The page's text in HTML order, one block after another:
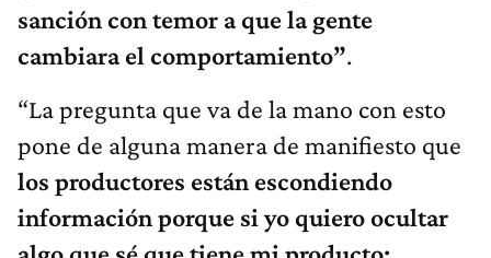
sanción con temor a que la gente
cambiara el comportamiento”.
“La pregunta que va de la mano con esto
pone de alguna manera de manifiesto que
los productores están escondiendo
informaciónporque si yo quiero ocultar